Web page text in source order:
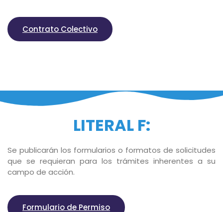
Contrato Colectivo
LITERAL F:
Se publicarán los formularios o formatos de solicitudes
que se requieran para los trámites inherentes a su
campo de acción.
Formulario de Permiso